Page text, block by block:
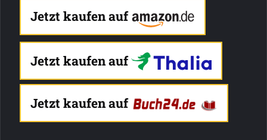
Jetzt kaufen auf
Jetzt kaufen auf
Jetzt kaufen auf